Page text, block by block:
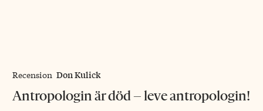
Recension Don Kulick
Antropologin är död – leve antropologin!